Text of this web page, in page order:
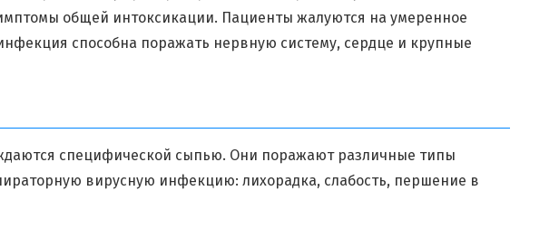
общей интоксикации. Пациенты жалуются на умеренное
способна поражать нервную систему, сердце и крупные
специфической сыпью. Они поражают различные типы
вирусную инфекцию: лихорадка, слабость, першение в